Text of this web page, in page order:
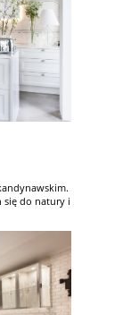
się do natury i